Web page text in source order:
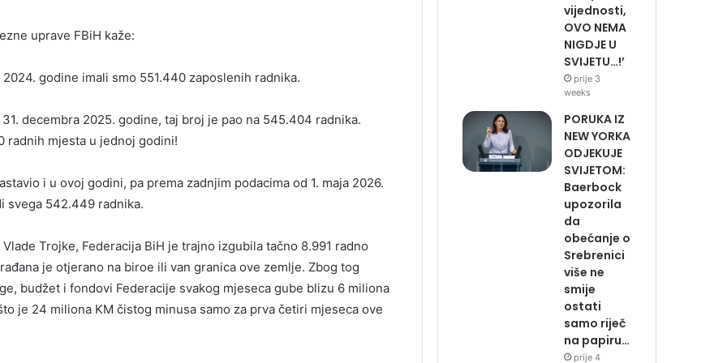
uprave FBiH kaže:
2024. godine imali smo 551.440 zaposlenih radnika.
decembra 2025. godine, taj broj je pao na 545.404 radnika.
radnih mjesta u jednoj godini!
i u ovoj godini, pa prema zadnjim podacima od 1. maja 2026.
svega 542.449 radnika.
Trojke, Federacija BiH je trajno izgubila tačno 8.991 radno
je otjerano na biroe ili van granica ove zemlje. Zbog tog
budžet i fondovi Federacije svakog mjeseca gube blizu 6 miliona
je 24 miliona KM čistog minusa samo za prva četiri mjeseca ove
vijednosti,
OVO NEMA
NIGDJE U
SVIJETU…!’
prije 3
weeks
PORUKA IZ
NEW YORKA
ODJEKUJE
SVIJETOM:
Baerbock
upozorila
da
obećanje o
Srebrenici
više ne
smije
ostati
samo riječ
na papiru…
prije 4